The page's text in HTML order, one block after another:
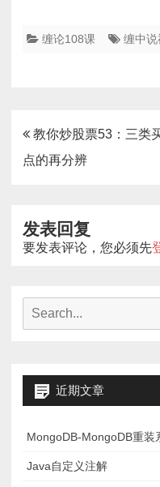
缠论108课 缠中说
文
章
教你炒股票53：三类
点的再分辨
发表回复
要发表评论，您必须先
Search
近期文章
MongoDB-MongoDB重装
Java自定义注解